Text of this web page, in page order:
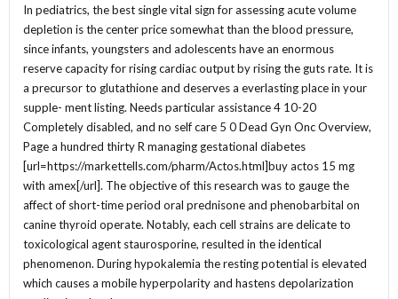
In pediatrics, the best single vital sign for assessing acute volume
depletion is the center price somewhat than the blood pressure,
since infants, youngsters and adolescents have an enormous
reserve capacity for rising cardiac output by rising the guts rate. It is
a precursor to glutathione and deserves a everlasting place in your
supple- ment listing. Needs particular assistance 4 10-20
Completely disabled, and no self care 5 0 Dead Gyn Onc Overview,
Page a hundred thirty R managing gestational diabetes
[url=https://markettells.com/pharm/Actos.html]buy actos 15 mg
with amex[/url]. The objective of this research was to gauge the
affect of short-time period oral prednisone and phenobarbital on
canine thyroid operate. Notably, each cell strains are delicate to
toxicological agent staurosporine, resulted in the identical
phenomenon. During hypokalemia the resting potential is elevated
which causes a mobile hyperpolarity and hastens depolarization